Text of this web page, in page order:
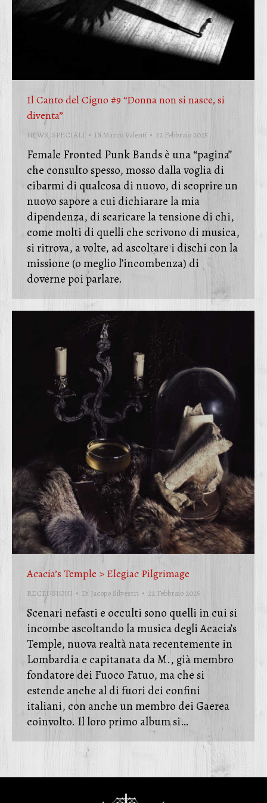
Il Canto del Cigno #9 “Donna non si nasce, si
diventa”
NEWS, SPECIALI DiMarco Valenti 22 Febbraio 2025
Female Fronted Punk Bands è una “pagina”
che consulto spesso, mosso dalla voglia di
cibarmi di qualcosa di nuovo, di scoprire un
nuovo sapore a cui dichiarare la mia
dipendenza, di scaricare la tensione di chi,
come molti di quelli che scrivono di musica,
si ritrova, a volte, ad ascoltare i dischi con la
missione (o meglio l’incombenza) di
doverne poi parlare.
Acacia’s Temple > Elegiac Pilgrimage
RECENSIONI Di Jacopo Silvestri 22 Febbraio 2025
Scenari nefasti e occulti sono quelli in cui si
incombe ascoltando la musica degli Acacia’s
Temple, nuova realtà nata recentemente in
Lombardia e capitanata da M., già membro
fondatore dei Fuoco Fatuo, ma che si
estende anche al di fuori dei confini
italiani, con anche un membro dei Gaerea
coinvolto. Il loro primo album si…